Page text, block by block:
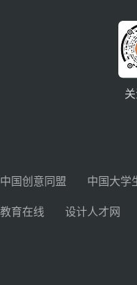
中国创意同盟 中国大学
育在线 设计人才网